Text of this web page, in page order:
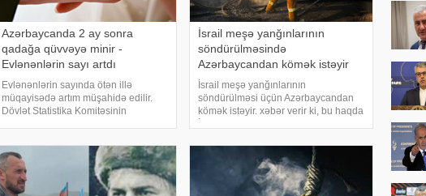
Azərbaycanda 2 ay sonra
qadağa qüvvəyə minir -
Evlənənlərin sayı artdı
Evlənənlərin sayında ötən illə
müqayisədə artım müşahidə edilir.
Dövlət Statistika Komitəsinin
alınmışdısa, bu ilin eyni dövründə
7741 nikah və 3414 boşanm
İsrail meşə yanğınlarının
söndürülməsində
Azərbaycandan kömək istəyir
İsrail meşə yanğınlarının
söndürülməsi üçün Azərbaycandan
kömək istəyir. xəbər verir ki, bu haqda
saat ərzində mən Azərbaycan,
Argentina